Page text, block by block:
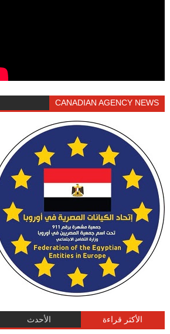
CANADIAN AGENCY NEWS
الأكثر قراءة الأحدث